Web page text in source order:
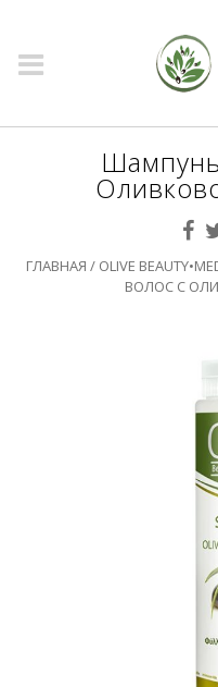
ГЛАВНАЯ / OLIVE
ВОЛОС С